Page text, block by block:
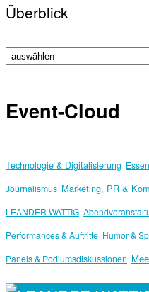
Überblick
Event-Cloud
Technologie & Digitalisierung
Journalismus Marketing, PR &
LEANDER WATTIG
Performances & Auftritte Humor &
Panels & Podiumsdiskussionen